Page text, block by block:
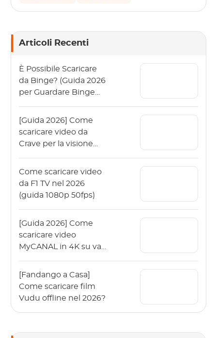
Articoli Recenti
È Possibile Scaricare
da Binge? (Guida 2026
per Guardare Binge
[Guida 2026] Come
scaricare video da
Crave per la visione
Come scaricare video
da F1 TV nel 2026
(guida 1080p 50fps)
[Guida 2026] Come
scaricare video
MyCANAL in 4K su vari
[Fandango a Casa]
Come scaricare film
Vudu offline nel 2026?